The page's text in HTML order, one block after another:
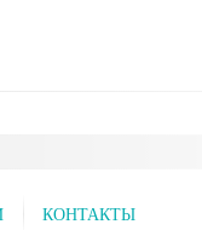
КОНТАКТЫ